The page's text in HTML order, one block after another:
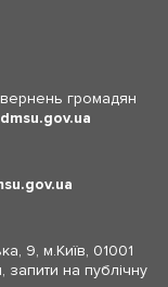
громадян
dmsu.gov.ua
9, м.Київ, 01001
запити на публічну